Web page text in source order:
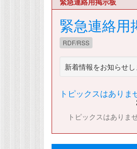
緊急連絡用
RDF/RSS
新着情報をお知らせし
トピックスはありま
トピックスはありませ